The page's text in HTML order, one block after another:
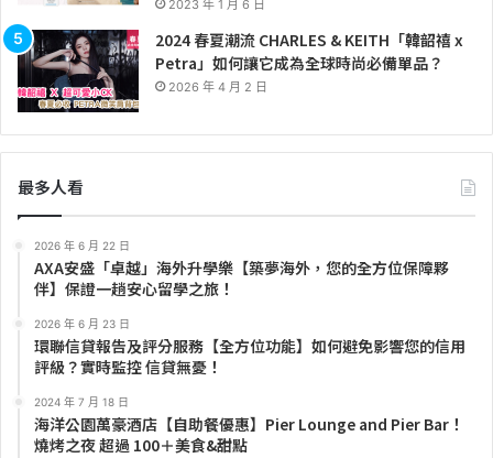
2023 年 1 月 6 日
2024 春夏潮流 CHARLES & KEITH「韓韶禧 x
Petra」如何讓它成為全球時尚必備單品？
2026 年 4 月 2 日
最多人看
2026 年 6 月 22 日
AXA安盛「卓越」海外升學樂【築夢海外，您的全方位保障夥
伴】保證一趟安心留學之旅！
2026 年 6 月 23 日
環聯信貸報告及評分服務【全方位功能】如何避免影響您的信用
評級？實時監控 信貸無憂！
2024 年 7 月 18 日
海洋公園萬豪酒店【自助餐優惠】Pier Lounge and Pier Bar！
燒烤之夜 超過 100＋美食&甜點